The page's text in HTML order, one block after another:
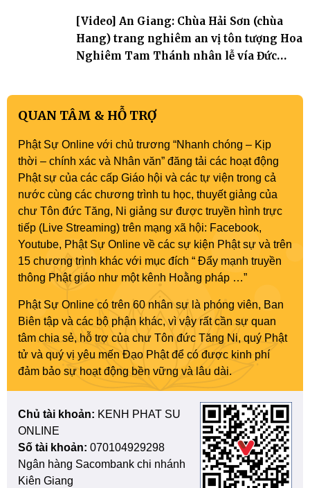
[Video] An Giang: Chùa Hải Sơn (chùa
Hang) trang nghiêm an vị tôn tượng Hoa
Nghiêm Tam Thánh nhân lễ vía Đức
QUAN TÂM & HỖ TRỢ
Phật Sự Online với chủ trương “Nhanh chóng – Kịp
thời – chính xác và Nhân văn” đăng tải các hoạt động
Phật sự của các cấp Giáo hội và các tự viện trong cả
nước cùng các chương trình tu học, thuyết giảng của
chư Tôn đức Tăng, Ni giảng sư được truyền hình trực
tiếp (Live Streaming) trên mạng xã hội: Facebook,
Youtube, Phật Sự Online về các sự kiện Phật sự và trên
15 chương trình khác với mục đích “ Đẩy mạnh truyền
thông Phật giáo như một kênh Hoằng pháp …”
Phật Sự Online có trên 60 nhân sự là phóng viên, Ban
Biên tập và các bộ phận khác, vì vậy rất cần sự quan
tâm chia sẻ, hỗ trợ của chư Tôn đức Tăng Ni, quý Phật
tử và quý vị yêu mến Đạo Phật để có được kinh phí
đảm bảo sự hoạt động bền vững và lâu dài.
Chủ tài khoản: KENH PHAT SU
ONLINE
Số tài khoản: 070104929298
Ngân hàng Sacombank chi nhánh
Kiên Giang